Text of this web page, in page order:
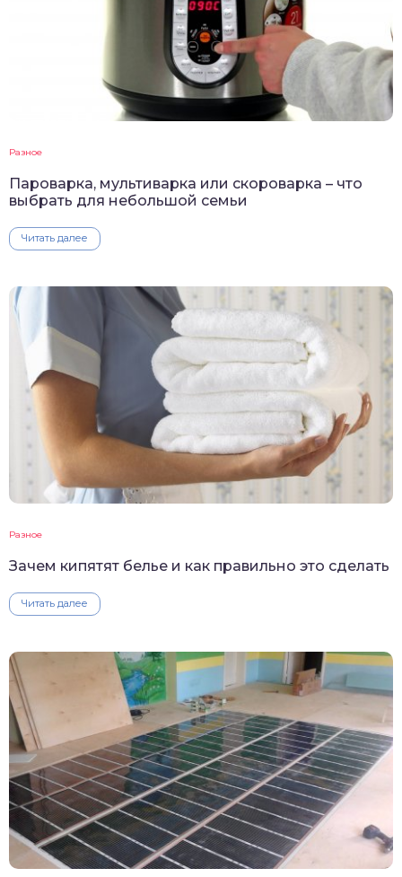
Разное
Пароварка, мультиварка или скороварка – что
выбрать для небольшой семьи
Читать далее
Разное
Зачем кипятят белье и как правильно это сделать
Читать далее